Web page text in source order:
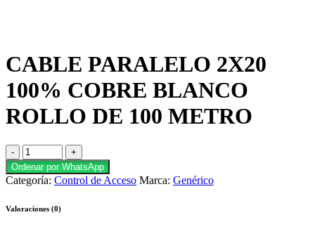
CABLE PARALELO 2X20
100% COBRE BLANCO
ROLLO DE 100 METRO
Ordenar por WhatsApp
Categoría: Control de Acceso Marca: Genérico
Valoraciones (0)